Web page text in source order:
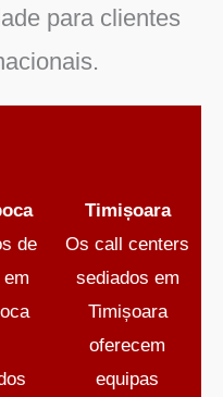
para clientes
de
Timișoara
Os call centers
sediados em
Timișoara
oferecem
equipas